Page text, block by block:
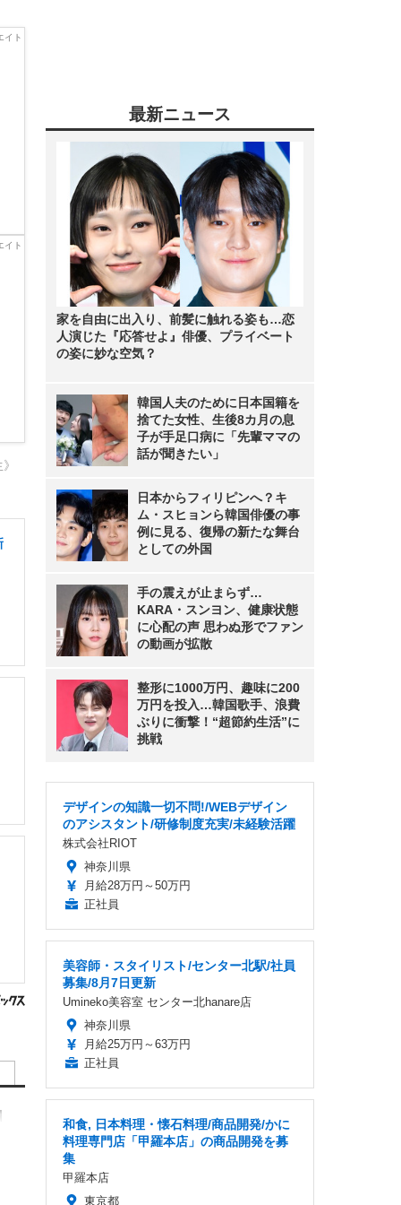
最新ニュース
家を自由に出入り、前髪に触れる姿も…恋
人演じた『応答せよ』俳優、プライベート
の姿に妙な空気？
韓国人夫のために日本国籍を
捨てた女性、生後8カ月の息
子が手足口病に「先輩ママの
話が聞きたい」
日本からフィリピンへ？キ
ム・スヒョンら韓国俳優の事
例に見る、復帰の新たな舞台
としての外国
手の震えが止まらず…
KARA・スンヨン、健康状態
に心配の声 思わぬ形でファン
の動画が拡散
整形に1000万円、趣味に200
万円を投入…韓国歌手、浪費
ぶりに衝撃！“超節約生活”に
挑戦
デザインの知識一切不問!/WEBデザイン
のアシスタント/研修制度充実/未経験活躍
株式会社RIOT
神奈川県
月給28万円～50万円
正社員
美容師・スタイリスト/センター北駅/社員
募集/8月7日更新
Umineko美容室 センター北hanare店
神奈川県
月給25万円～63万円
正社員
和食, 日本料理・懐石料理/商品開発/かに
料理専門店「甲羅本店」の商品開発を募
集
甲羅本店
東京都